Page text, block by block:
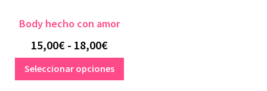
Body hecho con amor
15,00€ - 18,00€Rango
de
precios:
Seleccionar opciones
producto